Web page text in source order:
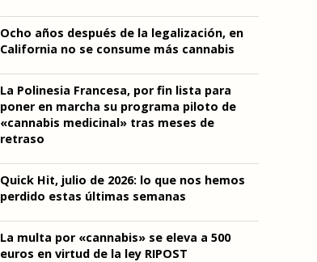
Ocho años después de la legalización, en
California no se consume más cannabis
La Polinesia Francesa, por fin lista para
poner en marcha su programa piloto de
«cannabis medicinal» tras meses de
retraso
Quick Hit, julio de 2026: lo que nos hemos
perdido estas últimas semanas
La multa por «cannabis» se eleva a 500
euros en virtud de la ley RIPOST